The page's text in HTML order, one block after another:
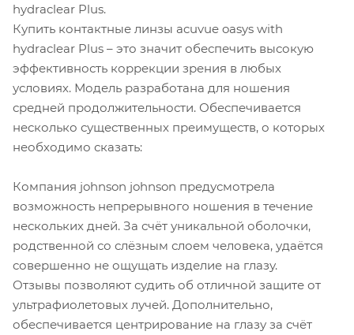
hydraclear Plus.
Купить контактные линзы acuvue oasys with
hydraclear Plus – это значит обеспечить высокую
эффективность коррекции зрения в любых
условиях. Модель разработана для ношения
средней продолжительности. Обеспечивается
несколько существенных преимуществ, о которых
необходимо сказать:
Компания johnson johnson предусмотрела
возможность непрерывного ношения в течение
нескольких дней. За счёт уникальной оболочки,
родственной со слёзным слоем человека, удаётся
совершенно не ощущать изделие на глазу.
Отзывы позволяют судить об отличной защите от
ультрафиолетовых лучей. Дополнительно,
обеспечивается центрирование на глазу за счёт